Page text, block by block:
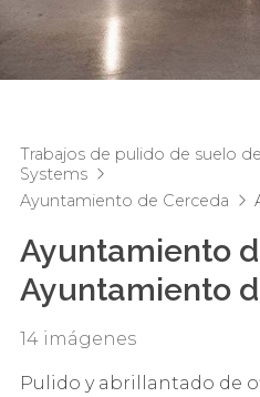
Trabajos de pulido de suelo
Systems
Ayuntamiento de Cerceda
Ayuntamiento
Ayuntamiento
14 imágenes
Pulido y abrillantado de